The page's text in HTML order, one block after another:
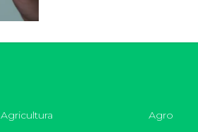
Agricultura Agro